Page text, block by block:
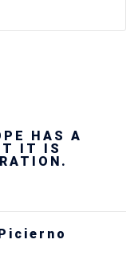
Europe’s
away
Venezuela